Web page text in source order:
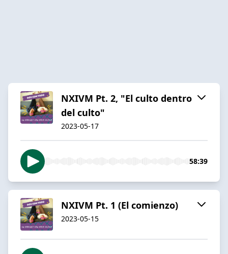
NXIVM Pt. 2, "El culto dentro
del culto"
2023-05-17
58:39
NXIVM Pt. 1 (El comienzo)
2023-05-15